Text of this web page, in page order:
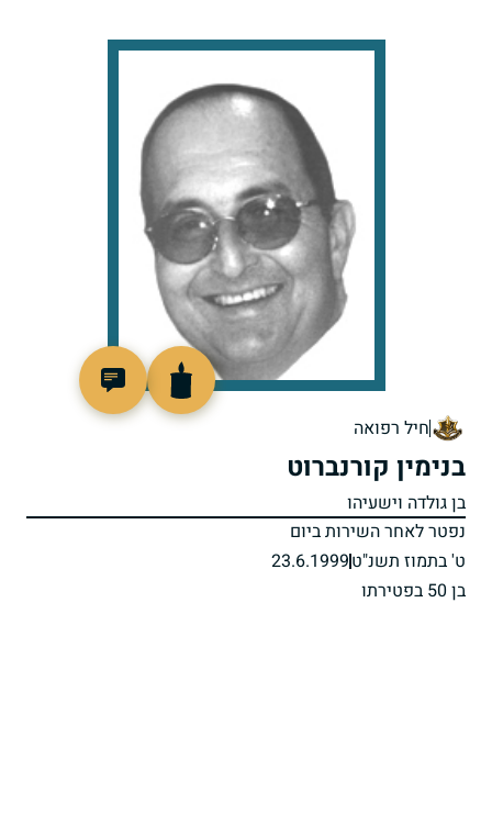
חיל רפואה
בנימין קורנברוט
בן גולדה וישעיהו
נפטר לאחר השירות ביום
ט' בתמוז תשנ"ט23.6.1999
בן 50 בפטירתו